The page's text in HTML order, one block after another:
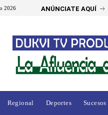
2026 ANÚNCIATE AQUÍ
Regional Deportes Sucesos